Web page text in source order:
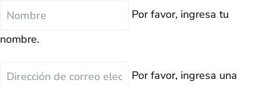
Nombre
Por favor, ingresa tu
nombre.
Correo
Por favor, ingresa una